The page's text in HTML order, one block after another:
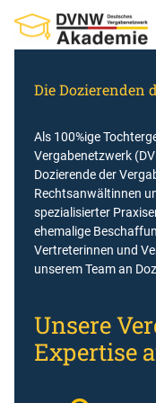
Inhalt
springen
Die Dozierenden
Als 100%ige
Vergabenetzwerk
Dozierende der
Rechtsanwältinnen
spezialisierter
ehemalige
Vertreterinnen und
unserem Team an
Unsere
Expertise